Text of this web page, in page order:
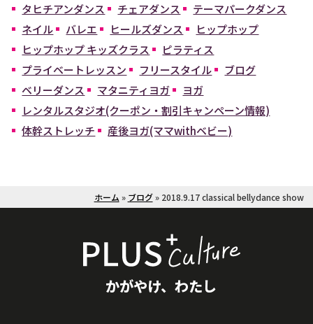
タヒチアンダンス
チェアダンス
テーマパークダンス
ネイル
バレエ ヒールズダンス
ヒップホップ
ヒップホップ キッズクラス
ピラティス
プライベートレッスン
フリースタイル
ブログ
ベリーダンス
マタニティヨガ
ヨガ
レンタルスタジオ(クーポン・割引キャンペーン情報)
体幹ストレッチ
産後ヨガ(ママwithベビー)
ホーム » ブログ» 2018.9.17 classical bellydance show
かがやけ、わたし